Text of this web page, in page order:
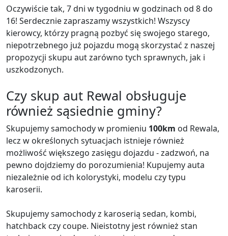
Oczywiście tak, 7 dni w tygodniu w godzinach od 8 do
16! Serdecznie zapraszamy wszystkich! Wszyscy
kierowcy, którzy pragną pozbyć się swojego starego,
niepotrzebnego już pojazdu mogą skorzystać z naszej
propozycji skupu aut zarówno tych sprawnych, jak i
uszkodzonych.
Czy skup aut Rewal obsługuje
również sąsiednie gminy?
Skupujemy samochody w promieniu 100km od Rewala,
lecz w określonych sytuacjach istnieje również
możliwość większego zasięgu dojazdu - zadzwoń, na
pewno dojdziemy do porozumienia! Kupujemy auta
niezależnie od ich kolorystyki, modelu czy typu
karoserii.
Skupujemy samochody z karoserią sedan, kombi,
hatchback czy coupe. Nieistotny jest również stan